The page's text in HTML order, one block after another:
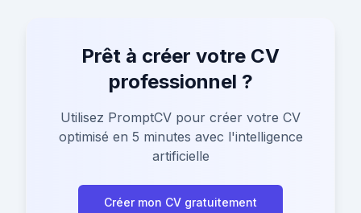
Prêt à créer votre CV
professionnel ?
Utilisez PromptCV pour créer votre CV
optimisé en 5 minutes avec l'intelligence
artificielle
Créer mon CV gratuitement